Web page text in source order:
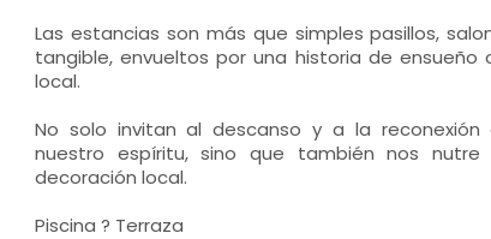
Las estancias son más que simples pasillos,
tangible, envueltos por una historia de
local.
No solo invitan al descanso y a la reconexión
nuestro espíritu, sino que también nos
decoración local.
Piscina ? Terraza